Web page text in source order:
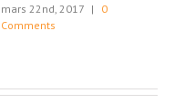
mars 22nd, 2017 |
0
Comments